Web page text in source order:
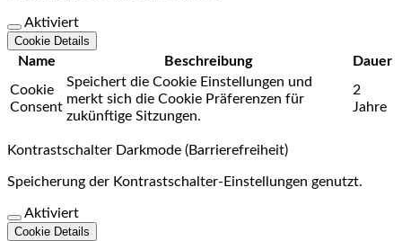
Aktiviert
Cookie Details
Name Beschreibung
Dauer
Cookie
Consent
Speichert die Cookie Einstellungen und
merkt sich die Cookie Präferenzen für
zukünftige Sitzungen.
2
Jahre
Kontrastschalter Darkmode (Barrierefreiheit)
Speicherung der Kontrastschalter-Einstellungen genutzt.
Aktiviert
Cookie Details